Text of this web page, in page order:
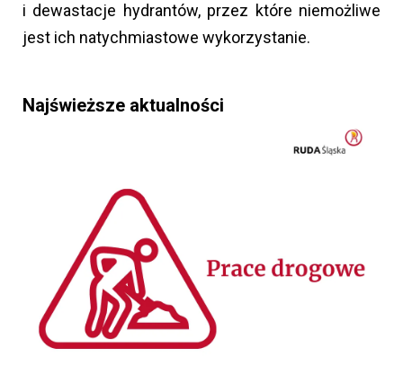
i dewastacje hydrantów, przez które niemożliwe
jest ich natychmiastowe wykorzystanie.
Najświeższe aktualności